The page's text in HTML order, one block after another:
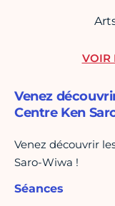
Venez
Centre Ken
Venez découvrir
Saro-Wiwa !
Séances
VOIR